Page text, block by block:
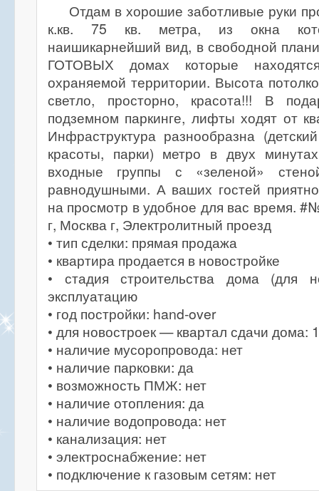
Отдам в хорошие заботливые руки
к.кв. 75 кв. метра, из окна
наишикарнейший вид, в свободной
ГОТОВЫХ домах которые
охраняемой территории. Высота
светло, просторно, красота!!! В
подземном паркинге, лифты ходят от
Инфраструктура разнообразна
красоты, парки) метро в двух
входные группы с «зеленой»
равнодушными. А ваших гостей
на просмотр в удобное для вас время.
г, Москва г, Электролитный проезд
• тип сделки: прямая продажа
• квартира продается в новостройке
• стадия строительства дома (для
эксплуатацию
• год постройки: hand-over
• для новостроек — квартал сдачи дома: 1
• наличие мусоропровода: нет
• наличие парковки: да
• возможность ПМЖ: нет
• наличие отопления: да
• наличие водопровода: нет
• канализация: нет
• электроснабжение: нет
• подключение к газовым сетям: нет